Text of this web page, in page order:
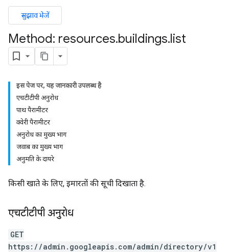
सुझाव भेजें
Method: resources.buildings.list
इस पेज पर, यह जानकारी उपलब्ध है
एचटीटीपी अनुरोध
पाथ पैरामीटर
क्वेरी पैरामीटर
अनुरोध का मुख्य भाग
जवाब का मुख्य भाग
अनुमति के दायरे
किसी खाते के लिए, इमारतों की सूची दिखाता है.
एचटीटीपी अनुरोध
GET
https://admin.googleapis.com/admin/directory/v1